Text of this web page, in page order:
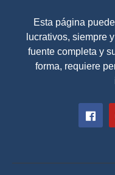
Esta página
lucrativos, siempre
fuente completa y
forma, requiere